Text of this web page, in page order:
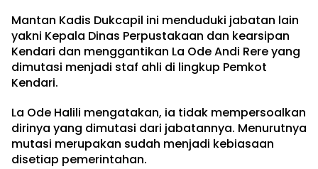
Mantan Kadis Dukcapil ini menduduki jabatan lain
yakni Kepala Dinas Perpustakaan dan kearsipan
Kendari dan menggantikan La Ode Andi Rere yang
dimutasi menjadi staf ahli di lingkup Pemkot
Kendari.
La Ode Halili mengatakan, ia tidak mempersoalkan
dirinya yang dimutasi dari jabatannya. Menurutnya
mutasi merupakan sudah menjadi kebiasaan
disetiap pemerintahan.